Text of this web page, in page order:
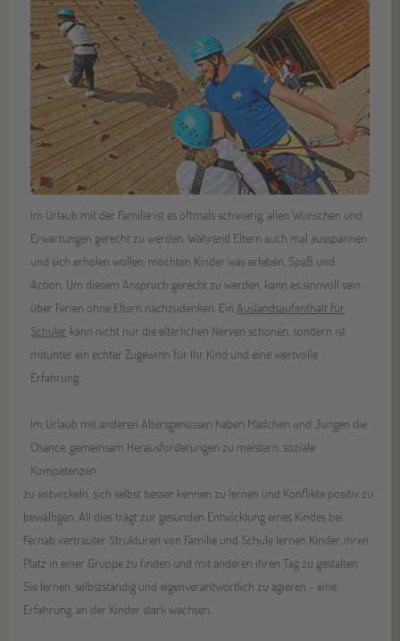
Im Urlaub mit der Familie ist es oftmals schwierig, allen Wünschen und
Erwartungen gerecht zu werden. Während Eltern auch mal ausspannen
und sich erholen wollen, möchten Kinder was erleben, Spaß und
Action. Um diesem Anspruch gerecht zu werden, kann es sinnvoll sein
über Ferien ohne Eltern nachzudenken. Ein Auslandsaufenthalt für
Schüler kann nicht nur die elterlichen Nerven schonen, sondern ist
mitunter ein echter Zugewinn für Ihr Kind und eine wertvolle
Erfahrung.
Im Urlaub mit anderen Altersgenossen haben Mädchen und Jungen die
Chance, gemeinsam Herausforderungen zu meistern, soziale
Kompetenzen
zu entwickeln, sich selbst besser kennen zu lernen und Konflikte positiv zu
bewältigen. All dies trägt zur gesunden Entwicklung eines Kindes bei.
Fernab vertrauter Strukturen von Familie und Schule lernen Kinder, ihren
Platz in einer Gruppe zu finden und mit anderen ihren Tag zu gestalten.
Sie lernen, selbstständig und eigenverantwortlich zu agieren - eine
Erfahrung, an der Kinder stark wachsen.